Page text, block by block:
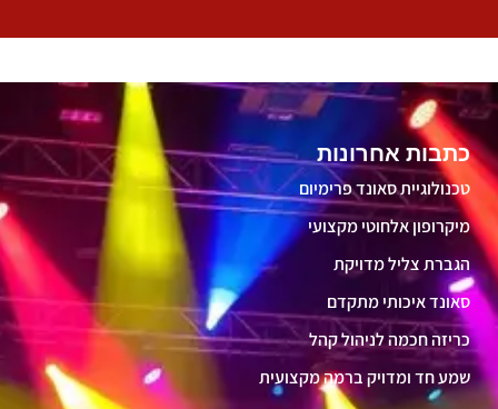
כתבות אחרונות
טכנולוגיית סאונד פרימיום
מיקרופון אלחוטי מקצועי
הגברת צליל מדויקת
סאונד איכותי מתקדם
כריזה חכמה לניהול קהל
שמע חד ומדויק ברמה מקצועית